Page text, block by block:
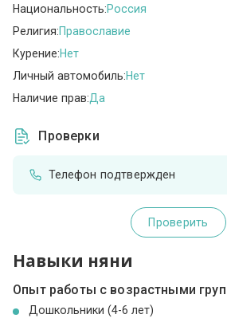
Национальность:Россия
Религия:Православие
Курение:Нет
Личный автомобиль:Нет
Наличие прав:Да
Проверки
Телефон подтвержден
Проверить
Навыки няни
Опыт работы с возрастными
Дошкольники (4-6 лет)